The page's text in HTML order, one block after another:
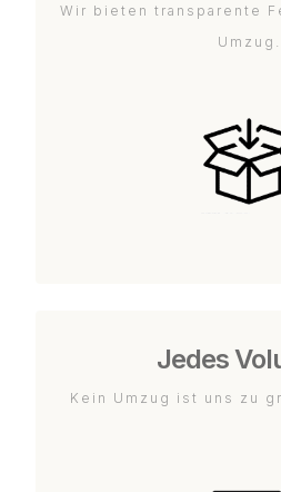
Wir bieten transparente
Umzug.
Jedes
Kein Umzug ist uns zu